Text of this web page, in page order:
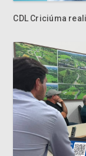
CDL Criciúma